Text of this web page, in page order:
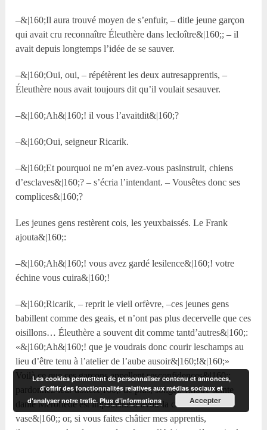
–&|160;Il aura trouvé moyen de s’enfuir, – ditle jeune garçon
qui avait cru reconnaître Éleuthère dans lecloître&|160;; – il
avait depuis longtemps l’idée de se sauver.
–&|160;Oui, oui, – répétèrent les deux autresapprentis, –
Éleuthère nous avait toujours dit qu’il voulait sesauver.
–&|160;Ah&|160;! il vous l’avaitdit&|160;?
–&|160;Oui, seigneur Ricarik.
–&|160;Et pourquoi ne m’en avez-vous pasinstruit, chiens
d’esclaves&|160;? – s’écria l’intendant. – Vousêtes donc ses
complices&|160;?
Les jeunes gens restèrent cois, les yeuxbaissés. Le Frank
ajouta&|160;:
–&|160;Ah&|160;! vous avez gardé lesilence&|160;! votre
échine vous cuira&|160;!
–&|160;Ricarik, – reprit le vieil orfèvre, –ces jeunes gens
babillent comme des geais, et n’ont pas plus decervelle que ces
oisillons… Éleuthère a souvent dit comme tantd’autres&|160;:
«&|160;Ah&|160;! que je voudrais donc courir leschamps au
lieu d’être tenu à l’atelier de l’aube ausoir&|160;!&|160;»
Voilà ce que ces garçons appellent sesconfidences&|160;;
pardonnez-leur donc&|160;: de plus, songez-y,notre sainte
dame Méroflède est impatiente d’avoir la ceinture etle
vase&|160;; or, si vous faites châtier mes apprentis,
Les cookies permettent de personnaliser contenu et annonces,
d'offrir des fonctionnalités relatives aux médias sociaux et
d'analyser notre trafic.Plus d’informations Accepter